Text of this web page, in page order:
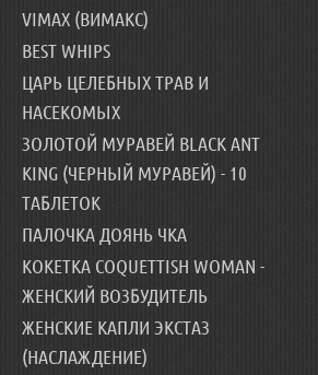
VIMAX (ВИМАКС)
BEST WHIPS
ЦАРЬ ЦЕЛЕБНЫХ ТРАВ И
НАСЕКОМЫХ
ЗОЛОТОЙ МУРАВЕЙ BLACK ANT
KING (ЧЕРНЫЙ МУРАВЕЙ) - 10
ТАБЛЕТОК
ПАЛОЧКА ДОЯНЬ ЧКА
КОКЕТКА COQUETTISH WOMAN -
ЖЕНСКИЙ ВОЗБУДИТЕЛЬ
ЖЕНСКИЕ КАПЛИ ЭКСТАЗ
(НАСЛАЖДЕНИЕ)